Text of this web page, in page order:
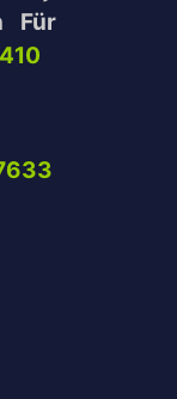
Für